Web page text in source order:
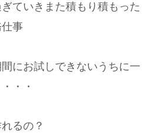
ていきまた積もり積もった
事
にお試しできないうちに一
・・
るの？